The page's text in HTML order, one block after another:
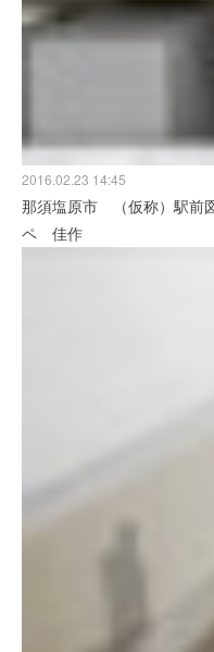
2016.02.23 14:45
那須塩原市 （仮称）駅前
ペ 佳作